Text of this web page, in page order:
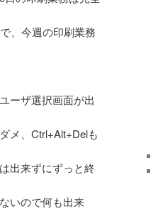
、今週の印刷業務
ーザ選択画面が出
メ、Ctrl+Alt+Delも
出来ずにずっと終
いので何も出来